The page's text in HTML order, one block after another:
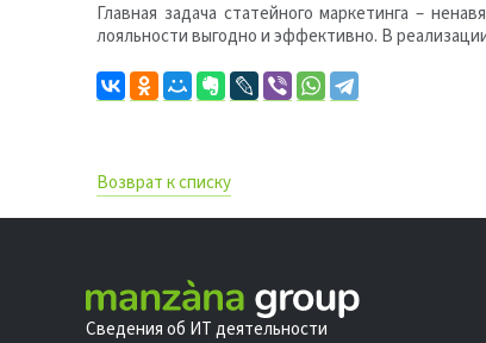
Главная задача статейного маркетинга –
лояльности выгодно и эффективно. В
Возврат к списку
Сведения об ИТ деятельности